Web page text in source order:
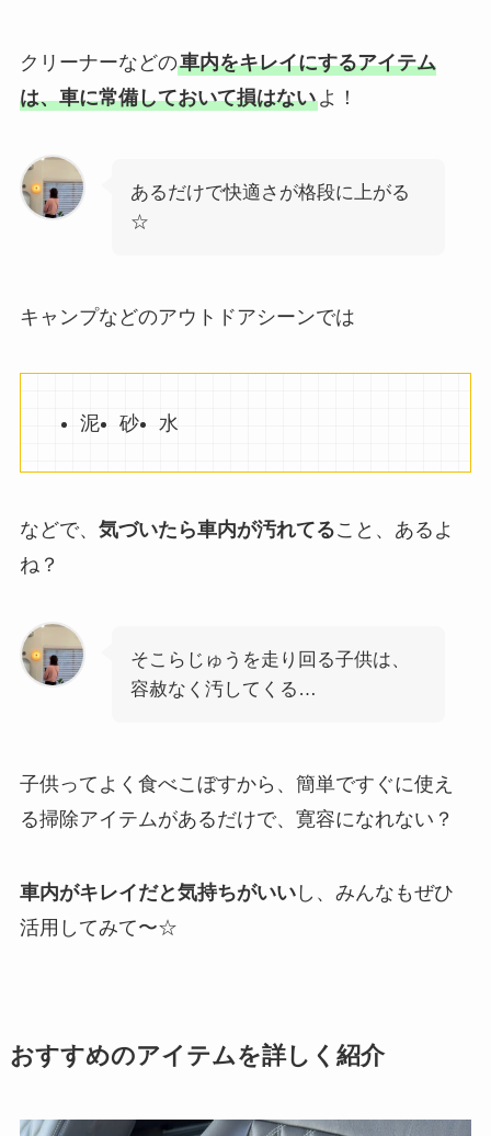
クリーナーなどの車内をキレイにするアイテム
は、車に常備しておいて損はないよ！
あるだけで快適さが格段に上がる
☆
キャンプなどのアウトドアシーンでは
泥 砂 水
などで、 気づいたら車内が汚れてること、あるよ
ね？
そこらじゅうを走り回る子供は、
容赦なく汚してくる…
子供ってよく食べこぼすから、簡単ですぐに使え
る掃除アイテムがあるだけで、寛容になれない？
車内がキレイだと気持ちがいいし、みんなもぜひ
活用してみて〜☆
おすすめのアイテムを詳しく紹介